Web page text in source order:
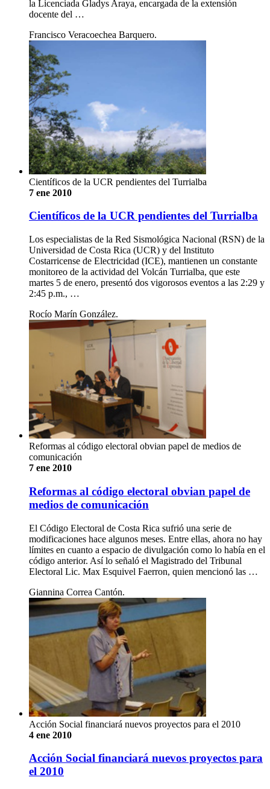
la Licenciada Gladys Araya, encargada de la extensión
docente del …
Francisco Veracoechea Barquero.
Científicos de la UCR pendientes del Turrialba
7 ene 2010
Científicos de la UCR pendientes del Turrialba
Los especialistas de la Red Sismológica Nacional (RSN) de la
Universidad de Costa Rica (UCR) y del Instituto
Costarricense de Electricidad (ICE), mantienen un constante
monitoreo de la actividad del Volcán Turrialba, que este
martes 5 de enero, presentó dos vigorosos eventos a las 2:29 y
2:45 p.m., …
Rocío Marín González.
Reformas al código electoral obvian papel de medios de
comunicación
7 ene 2010
Reformas al código electoral obvian papel de
medios de comunicación
El Código Electoral de Costa Rica sufrió una serie de
modificaciones hace algunos meses. Entre ellas, ahora no hay
límites en cuanto a espacio de divulgación como lo había en el
código anterior. Así lo señaló el Magistrado del Tribunal
Electoral Lic. Max Esquivel Faerron, quien mencionó las …
Giannina Correa Cantón.
Acción Social financiará nuevos proyectos para el 2010
4 ene 2010
Acción Social financiará nuevos proyectos para
el 2010